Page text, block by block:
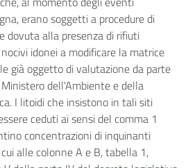
erano soggetti a procedure di
dovuta alla presenza di rifiuti
idonei a modificare la matrice
già oggetto di valutazione da parte
dell'Ambiente e della
I litoidi che insistono in tali siti
ceduti ai sensi del comma 1
concentrazioni di inquinanti
alle colonne A e B, tabella 1,